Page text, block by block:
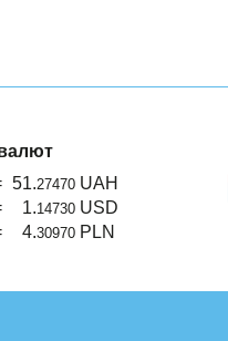
51.27470 UAH
1.14730 USD
4.30970 PLN